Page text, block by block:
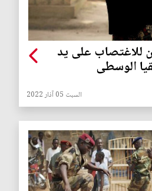
للاغتصاب على يد
الوسطى
السبت 05 آذار 2022